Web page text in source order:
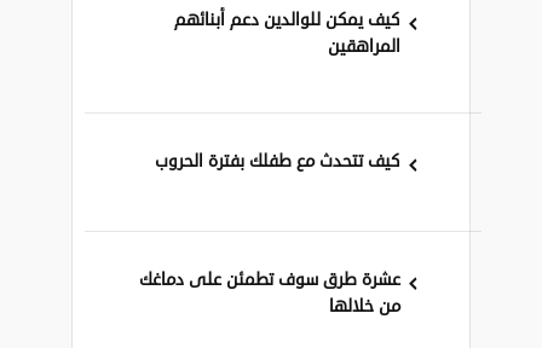
كيف يمكن للوالدين دعم أبنائهم
المراهقين
كيف تتحدث مع طفلك بفترة الحروب
عشرة طرق سوف تطمئن على دماغك
من خلالها